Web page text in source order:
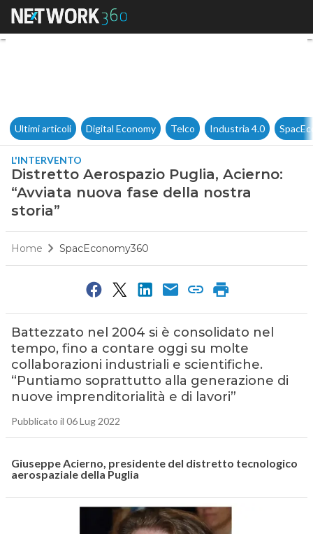
Distretto Aerospazio Puglia,
Ultimi articoli Digital Economy Telco Industria 4.0
L'INTERVENTO
Distretto Aerospazio Puglia, Acierno:
“Avviata nuova fase della nostra
storia”
Home SpacEconomy360
Battezzato nel 2004 si è consolidato nel
tempo, fino a contare oggi su molte
collaborazioni industriali e scientifiche.
“Puntiamo soprattutto alla generazione di
nuove imprenditorialità e di lavori”
Pubblicato il 06 Lug 2022
Giuseppe Acierno, presidente del distretto tecnologico
aerospaziale della Puglia